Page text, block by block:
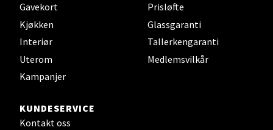
Gavekort
Kjøkken
Interiør
Uterom
Kampanjer
Prisløfte
Glassgaranti
Tallerkengaranti
Medlemsvilkår
KUNDESERVICE
Kontakt oss
Kristiansand - Markens
Lillemarkens markensgate 25B, 4611